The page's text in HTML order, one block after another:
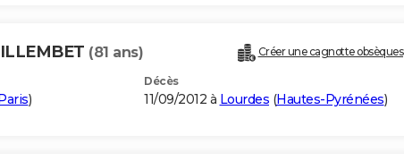
(81 ans) Créer une cagnotte obsèques
)
Décès
11/09/2012 à Lourdes (Hautes-Pyrénées)